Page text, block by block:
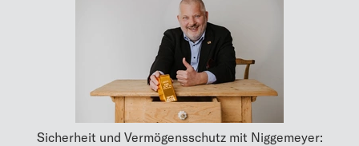
Sicherheit und Vermögensschutz mit Niggemeyer: